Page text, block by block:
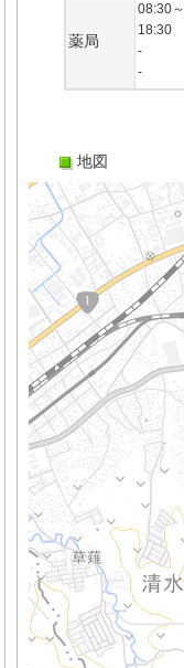
薬局
08:30～
18:30
-
-
地図